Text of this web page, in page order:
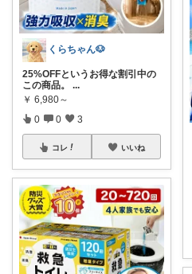
くらちゃん🐶
25%OFFというお得な割引中の
この商品。
...
￥ 6,980～
0 0 3
コレ いいね